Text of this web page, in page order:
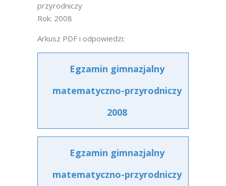
przyrodniczy
Rok: 2008
Arkusz PDF i odpowiedzi:
Egzamin gimnazjalny
matematyczno-przyrodniczy
2008
Egzamin gimnazjalny
matematyczno-przyrodniczy